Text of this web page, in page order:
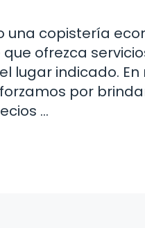
una copistería
que ofrezca
lugar indicado. En
por
…